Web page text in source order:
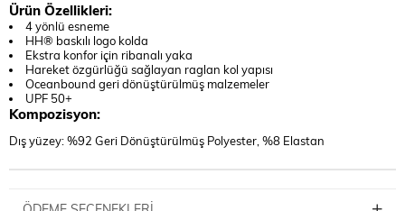
Ürün Özellikleri:
4 yönlü esneme
HH® baskılı logo kolda
Ekstra konfor için ribanalı yaka
Hareket özgürlüğü sağlayan raglan kol yapısı
Oceanbound geri dönüştürülmüş malzemeler
UPF 50+
Kompozisyon:
Dış yüzey: %92 Geri Dönüştürülmüş Polyester, %8 Elastan